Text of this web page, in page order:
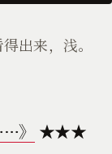
出来，浅。
》 ★★★